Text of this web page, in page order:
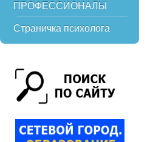
ПРОФЕССИОНАЛЫ
Страничка психолога